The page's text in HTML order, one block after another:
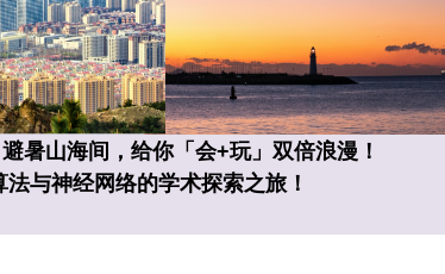
暑山海间，给你「会+玩」双倍浪漫！
法与神经网络的学术探索之旅！